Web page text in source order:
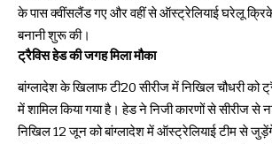
के पास क्वींसलैंड गए और वहीं से ऑस्ट्रेलियाई घरेलू
बनानी शुरू की।
ट्रैविस हेड की जगह मिला मौका
बांग्लादेश के खिलाफ टी20 सीरीज में निखिल चौधरी को
में शामिल किया गया है। हेड ने निजी कारणों से सीरीज से
निखिल 12 जून को बांग्लादेश में ऑस्ट्रेलियाई टीम से